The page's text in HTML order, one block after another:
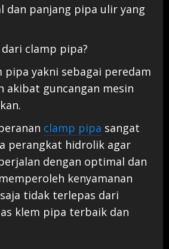
dan panjang pipa ulir yang
clamp pipa?
pipa yakni sebagai peredam
akibat guncangan mesin
clamp pipa sangat
perangkat hidrolik agar
dengan optimal dan
kenyamanan
tidak terlepas dari
klem pipa terbaik dan